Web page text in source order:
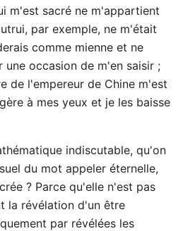
m'est sacré ne m'appartient
par exemple, ne m'était
comme mienne et ne
une occasion de m'en saisir ;
de l'empereur de Chine m'est
à mes yeux et je les baisse
indiscutable, qu'on
du mot appeler éternelle,
? Parce qu'elle n'est pas
la révélation d'un être
par révélées les